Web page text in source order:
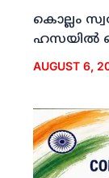
കൊല്ലം
ഹസയില്‍
AUGUST 6,